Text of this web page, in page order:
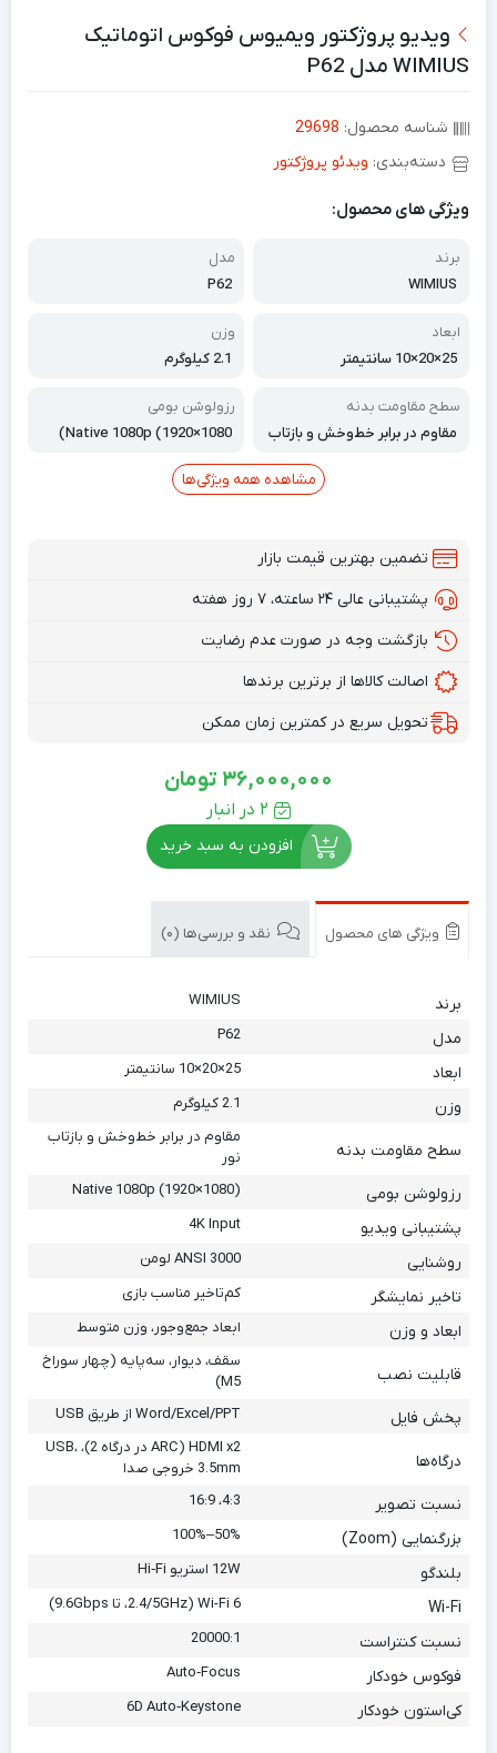
ویدیو پروژکتور ویمیوس فوکوس اتوماتیک
WIMIUS مدل P62
شناسه محصول: 29698
دسته‌بندی: ویدئو پروژکتور
ویژگی های محصول:
برند
WIMIUS
مدل
P62
ابعاد
25×20×10 سانتیمتر
وزن
2.1 کیلوگرم
سطح مقاومت بدنه
مقاوم در برابر خط‌وخش و بازتاب
رزولوشن بومی
Native 1080p (1920×1080)
مشاهده همه ویژگی‌ها
تضمین بهترین قیمت بازار
پشتیبانی عالی ۲۴ ساعته، ۷ روز هفته
بازگشت وجه در صورت عدم رضایت
اصالت کالاها از برترین برندها
تحویل سریع در کمترین زمان ممکن
36,000,000 تومان
2 در انبار
افزودن به سبد خرید
ویژگی های محصول نقد و بررسی‌ها (0)
برند WIMIUS
مدل P62
ابعاد 25×20×10 سانتیمتر
وزن 2.1 کیلوگرم
سطح مقاومت بدنه
مقاوم در برابر خط‌وخش و بازتاب
نور
رزولوشن بومی Native 1080p (1920×1080)
پشتیبانی ویدیو 4K Input
روشنایی 3000 ANSI لومن
تاخیر نمایشگر کم‌تاخیر مناسب بازی
ابعاد و وزن ابعاد جمع‌وجور، وزن متوسط
قابلیت نصب
سقف، دیوار، سه‌پایه (چهار سوراخ
M5)
پخش فایل Word/Excel/PPT از طریق USB
درگاه‌ها
HDMI x2 (ARC در درگاه 2)، USB،
3.5mm خروجی صدا
نسبت تصویر 4:3، 16:9
بزرگنمایی (Zoom) 50%–100%
بلندگو 12W استریو Hi‑Fi
Wi-Fi Wi-Fi 6 (2.4/5GHz، تا 9.6Gbps)
نسبت کنتراست 20000:1
فوکوس خودکار Auto‑Focus
کی‌استون خودکار 6D Auto‑Keystone